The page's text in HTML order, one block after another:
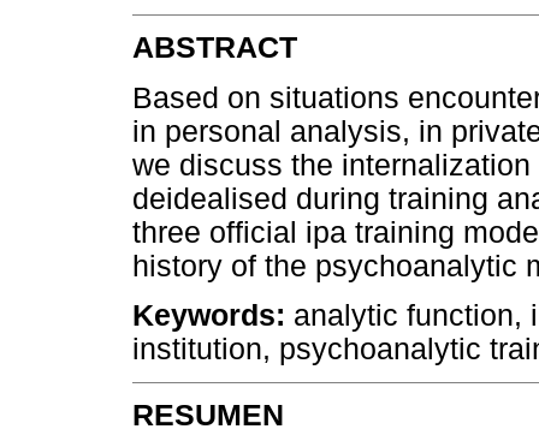
ABSTRACT
Based on situations
in personal analysis, in
we discuss the
deidealised during training
three official ipa training
history of the psychoanalytic
Keywords: analytic function,
institution, psychoanalytic
RESUMEN